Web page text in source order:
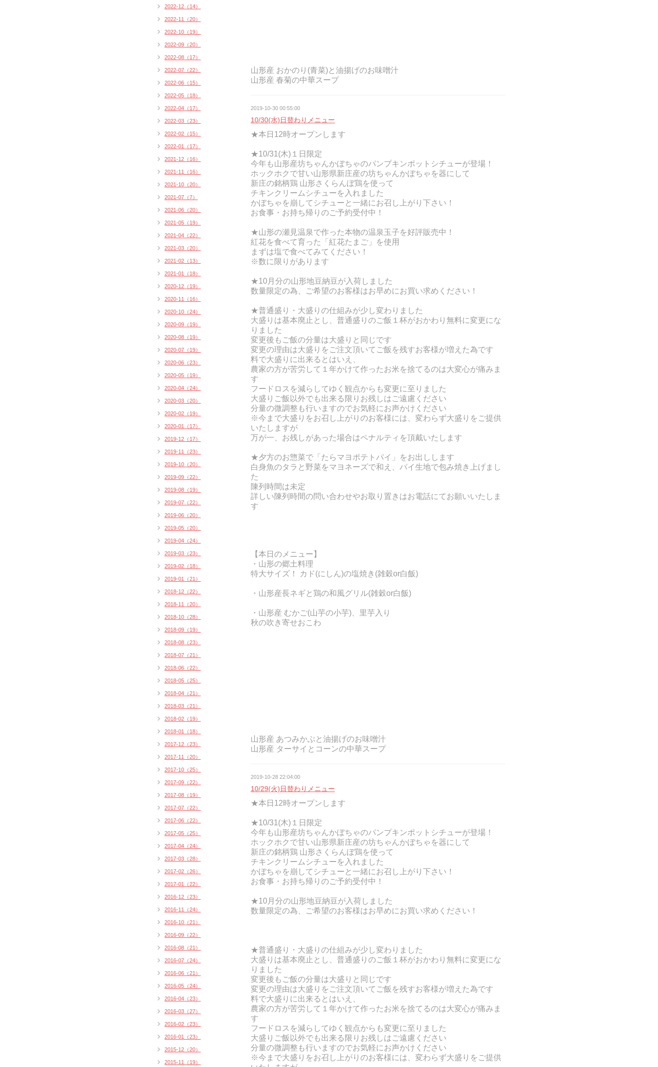
山形産 おかのり(青菜)と油揚げのお味噌汁
山形産 春菊の中華スープ
2019-10-30 00:55:00
10/30(水)日替わりメニュー
★本日12時オープンします
★10/31(木)１日限定
今年も山形産坊ちゃんかぼちゃのパンプキンポットシチューが登場！
ホックホクで甘い山形県新庄産の坊ちゃんかぼちゃを器にして
新庄の銘柄鶏 山形さくらんぼ鶏を使って
チキンクリームシチューを入れました
かぼちゃを崩してシチューと一緒にお召し上がり下さい！
お食事・お持ち帰りのご予約受付中！
★山形の瀬見温泉で作った本物の温泉玉子を好評販売中！
紅花を食べて育った「紅花たまご」を使用
まずは塩で食べてみてください！
※数に限りがあります
★10月分の山形地豆納豆が入荷しました
数量限定の為、ご希望のお客様はお早めにお買い求めください！
★普通盛り・大盛りの仕組みが少し変わりました
大盛りは基本廃止とし、普通盛りのご飯１杯がおかわり無料に変更にな
りました
変更後もご飯の分量は大盛りと同じです
変更の理由は大盛りをご注文頂いてご飯を残すお客様が増えた為です
料で大盛りに出来るとはいえ、
農家の方が苦労して１年かけて作ったお米を捨てるのは大変心が痛みま
す
フードロスを減らしてゆく観点からも変更に至りました
大盛りご飯以外でも出来る限りお残しはご遠慮ください
分量の微調整も行いますのでお気軽にお声かけください
※今まで大盛りをお召し上がりのお客様には、変わらず大盛りをご提供
いたしますが
万が一、お残しがあった場合はペナルティを頂戴いたします
★夕方のお惣菜で「たらマヨポテトパイ」をお出しします
白身魚のタラと野菜をマヨネーズで和え、 パイ生地で包み焼き上げまし
た
陳列時間は未定
詳しい陳列時間の問い合わせやお取り置きはお電話にてお願いいたしま
す
【本日のメニュー】
・山形の郷土料理
特大サイズ！
カド(にしん)の塩焼き (雑穀or白飯)
・山形産長ネギと鶏の和風グリル(雑穀or白飯)
・山形産 むかご(山芋の小芋)、里芋入り
秋の吹き寄せおこわ
山形産 あつみかぶと油揚げのお味噌汁
山形産 ターサイとコーンの中華スープ
2019-10-28 22:04:00
10/29(火)日替わりメニュー
★本日12時オープンします
★10/31(木)１日限定
今年も山形産坊ちゃんかぼちゃのパンプキンポットシチューが登場！
ホックホクで甘い山形県新庄産の坊ちゃんかぼちゃを器にして
新庄の銘柄鶏 山形さくらんぼ鶏を使って
チキンクリームシチューを入れました
かぼちゃを崩してシチューと一緒にお召し上がり下さい！
お食事・お持ち帰りのご予約受付中！
★10月分の山形地豆納豆が入荷しました
数量限定の為、ご希望のお客様はお早めにお買い求めください！
★普通盛り・大盛りの仕組みが少し変わりました
大盛りは基本廃止とし、普通盛りのご飯１杯がおかわり無料に変更にな
りました
変更後もご飯の分量は大盛りと同じです
変更の理由は大盛りをご注文頂いてご飯を残すお客様が増えた為です
料で大盛りに出来るとはいえ、
農家の方が苦労して１年かけて作ったお米を捨てるのは大変心が痛みま
す
フードロスを減らしてゆく観点からも変更に至りました
大盛りご飯以外でも出来る限りお残しはご遠慮ください
分量の微調整も行いますのでお気軽にお声かけください
※今まで大盛りをお召し上がりのお客様には、変わらず大盛りをご提供
2022-12（14）
2022-11（20）
2022-10（19）
2022-09（20）
2022-08（17）
2022-07（22）
2022-06（15）
2022-05（18）
2022-04（17）
2022-03（23）
2022-02（15）
2022-01（17）
2021-12（16）
2021-11（16）
2021-10（20）
2021-07（7）
2021-06（20）
2021-05（19）
2021-04（22）
2021-03（20）
2021-02（13）
2021-01（18）
2020-12（19）
2020-11（16）
2020-10（24）
2020-09（19）
2020-08（19）
2020-07（19）
2020-06（23）
2020-05（19）
2020-04（24）
2020-03（20）
2020-02（19）
2020-01（17）
2019-12（17）
2019-11（23）
2019-10（20）
2019-09（22）
2019-08（19）
2019-07（22）
2019-06（20）
2019-05（20）
2019-04（24）
2019-03（23）
2019-02（18）
2019-01（21）
2018-12（22）
2018-11（20）
2018-10（28）
2018-09（19）
2018-08（23）
2018-07（21）
2018-06（22）
2018-05（25）
2018-04（21）
2018-03（21）
2018-02（19）
2018-01（18）
2017-12（23）
2017-11（20）
2017-10（25）
2017-09（22）
2017-08（19）
2017-07（22）
2017-06（22）
2017-05（25）
2017-04（24）
2017-03（28）
2017-02（26）
2017-01（22）
2016-12（23）
2016-11（24）
2016-10（21）
2016-09（22）
2016-08（21）
2016-07（24）
2016-06（21）
2016-05（24）
2016-04（23）
2016-03（27）
2016-02（23）
2016-01（23）
2015-12（20）
2015-11（19）